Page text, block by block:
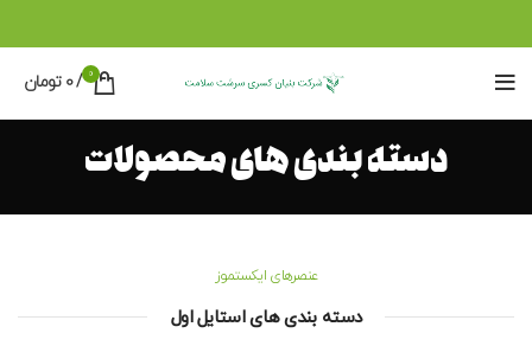
0
/
0 تومان
دسته بندی های محصولات
عنصرهای ایکستموز
دسته بندی های استایل اول